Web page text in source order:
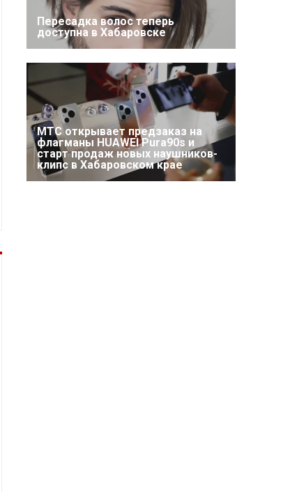
Пересадка волос теперь
доступна в Хабаровске
МТС открывает предзаказ на
флагманы HUAWEI Pura90s и
старт продаж новых наушников-
клипс в Хабаровском крае